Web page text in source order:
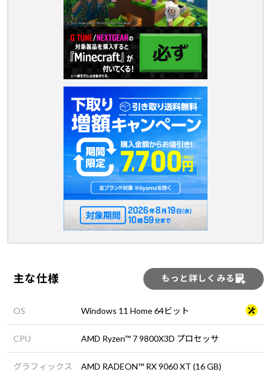
主な仕様 もっと詳しくみる
OS Windows 11 Home 64ビット
CPU AMD Ryzen™ 7 9800X3D プロセッサ
グラフィックス AMD RADEON™ RX 9060 XT (16 GB)